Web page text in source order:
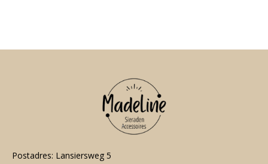
Postadres: Lansiersweg 5